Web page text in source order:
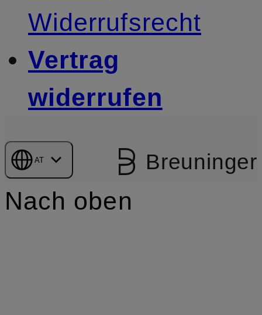
Widerrufsrecht
Vertrag
widerrufen
AT Breuninger
Nach oben